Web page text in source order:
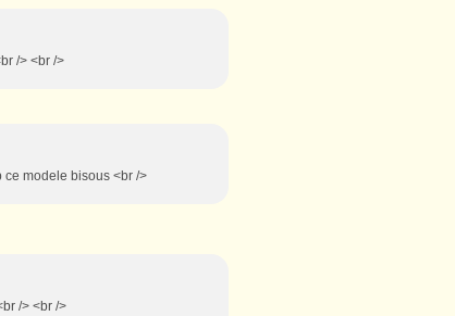
/> <br />
modele bisous <br />
/> <br />